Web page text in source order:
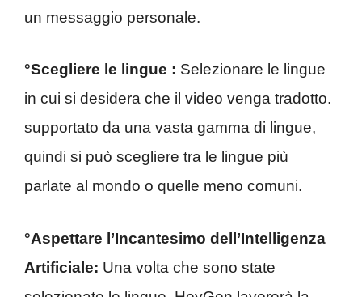
un messaggio personale.
°Scegliere le lingue : Selezionare le lingue
in cui si desidera che il video venga tradotto.
supportato da una vasta gamma di lingue,
quindi si può scegliere tra le lingue più
parlate al mondo o quelle meno comuni.
°Aspettare l’Incantesimo dell’Intelligenza
Artificiale: Una volta che sono state